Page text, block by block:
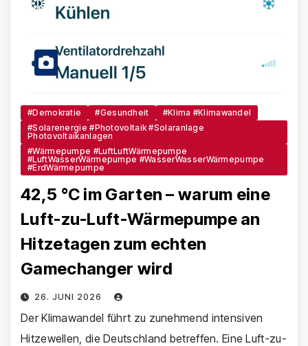
#Demokratie #Gesundheit
#Klima #Klimawandel
#Solarenergie #Photovoltaik #Solaranlage
Photovoltaikanlagen
#Wärmepumpe #LuftLuftWärmepumpe
#LuftWasserWärmepumpe #WasserWasserWärmepumpe
#ErdWärmepumpe
42,5 °C im Garten – warum eine
Luft-zu-Luft-Wärmepumpe an
Hitzetagen zum echten
Gamechanger wird
26. JUNI 2026
Der Klimawandel führt zu zunehmend intensiven
Hitzewellen, die Deutschland betreffen. Eine Luft-zu-